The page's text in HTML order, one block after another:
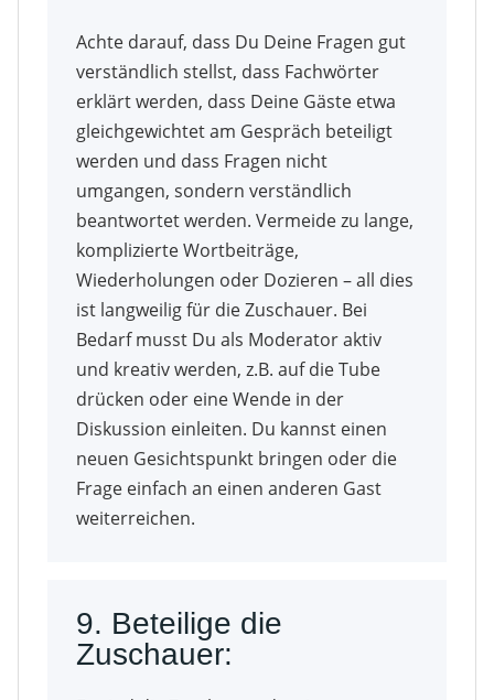
Achte darauf, dass Du Deine Fragen gut
verständlich stellst, dass Fachwörter
erklärt werden, dass Deine Gäste etwa
gleichgewichtet am Gespräch beteiligt
werden und dass Fragen nicht
umgangen, sondern verständlich
beantwortet werden. Vermeide zu lange,
komplizierte Wortbeiträge,
Wiederholungen oder Dozieren – all dies
ist langweilig für die Zuschauer. Bei
Bedarf musst Du als Moderator aktiv
und kreativ werden, z.B. auf die Tube
drücken oder eine Wende in der
Diskussion einleiten. Du kannst einen
neuen Gesichtspunkt bringen oder die
Frage einfach an einen anderen Gast
weiterreichen.
9. Beteilige die
Zuschauer: